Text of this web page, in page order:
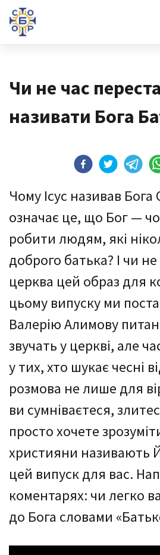
Чи не час
називати Бога
Чому Ісус називав
означає це, що Бог —
робити людям, які
доброго батька? І чи
церква цей образ для
цьому випуску ми
Валерію Алимову
звучать у церкві, але
у тих, хто шукає чесні
розмова не лише для
ви сумніваєтеся,
просто хочете
християни називають
цей випуск для вас.
коментарях: чи легко
до Бога словами